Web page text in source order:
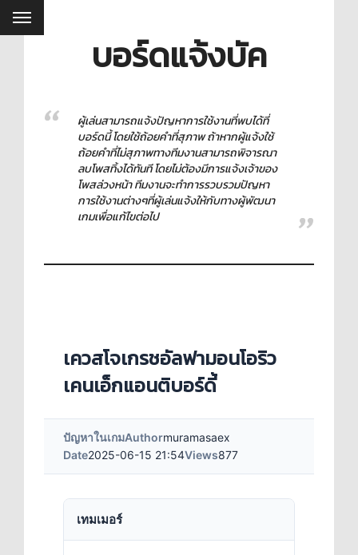
บอร์ดแจ้งบัค
ผู้เล่นสามารถแจ้งปัญหาการใช้งานที่พบได้ที่
บอร์ดนี้ โดยใช้ถ้อยคำที่สุภาพ ถ้าหากผู้แจ้งใช้
ถ้อยคำที่ไม่สุภาพทางทีมงานสามารถพิจารณา
ลบโพสทิ้งได้ทันที โดยไม่ต้องมีการแจ้งเจ้าของ
โพสล่วงหน้า ทีมงานจะทำการรวบรวมปัญหา
การใช้งานต่างๆที่ผู้เล่นแจ้งให้กับทางผู้พัฒนา
เกมเพื่อแก้ไขต่อไป
เควสโจเกรชอัลฟามอนโอริว
เคนเอ็กแอนติบอร์ดี้
ปัญหาในเกมAuthormuramasaex
Date2025-06-15 21:54Views877
เทมเมอร์